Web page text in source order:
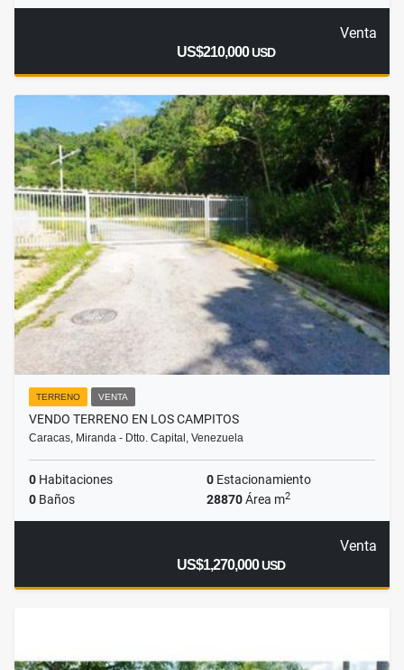
Venta
US$210,000USD
TERRENO VENTA
VENDO TERRENO EN LOS CAMPITOS
Caracas, Miranda - Dtto. Capital, Venezuela
0 Habitaciones 0 Estacionamiento
0 Baños 28870Área m2
Venta
US$1,270,000USD